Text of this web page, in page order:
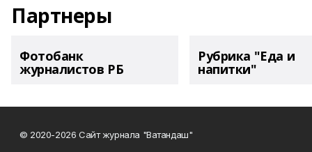
Партнеры
Фотобанк
журналистов РБ
Рубрика "Еда и
напитки"
© 2020-2026 Сайт журнала "Ватандаш"